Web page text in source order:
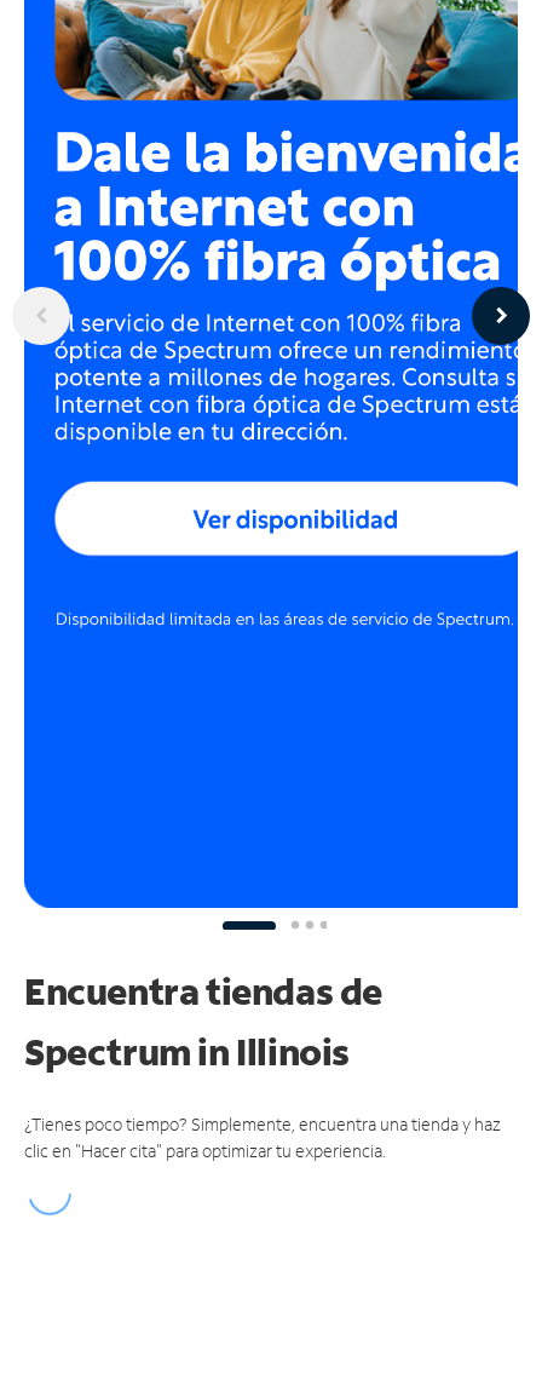
Encuentra tiendas de
Spectrumin Illinois
¿Tienes poco tiempo? Simplemente, encuentra una tienda y haz
clic en "Hacer cita" para optimizar tu experiencia.